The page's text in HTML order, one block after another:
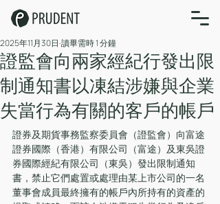
證監會向兩家經紀行發出限
制通知書以凍結涉嫌與企業
失當行為有關的客戶的帳戶
2025年11月30日 讀畢需時 1 分鐘
證券及期貨事務監察委員會（證監會）向富途
證券國際（香港）有限公司（富途）及東吳證
券國際經紀有限公司（東吳）發出限制通知
書，禁止它們處置或處理由某上市公司的一名
董事會成員最終擁有的帳戶內所持有的資產的